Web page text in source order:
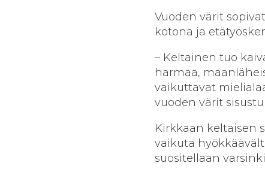
Vuoden värit
kotona ja
– Keltainen tuo
harmaa,
vaikuttavat
vuoden värit
Kirkkaan keltaisen
vaikuta
suositellaan